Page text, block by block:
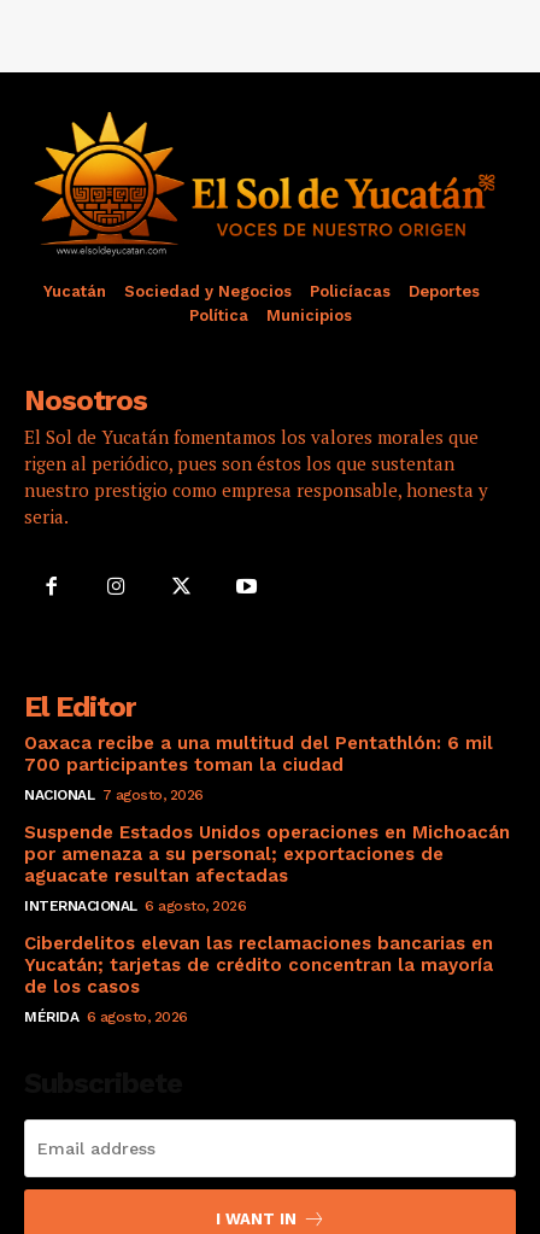
Yucatán Sociedad y Negocios Policíacas
Deportes
Política
Municipios
Nosotros
El Sol de Yucatán fomentamos los valores morales que
rigen al periódico, pues son éstos los que sustentan
nuestro prestigio como empresa responsable, honesta y
seria.
El Editor
Oaxaca recibe a una multitud del Pentathlón: 6 mil
700 participantes toman la ciudad
NACIONAL 7 agosto, 2026
Suspende Estados Unidos operaciones en Michoacán
por amenaza a su personal; exportaciones de
aguacate resultan afectadas
INTERNACIONAL 6 agosto, 2026
Ciberdelitos elevan las reclamaciones bancarias en
Yucatán; tarjetas de crédito concentran la mayoría
de los casos
MÉRIDA 6 agosto, 2026
I WANT IN